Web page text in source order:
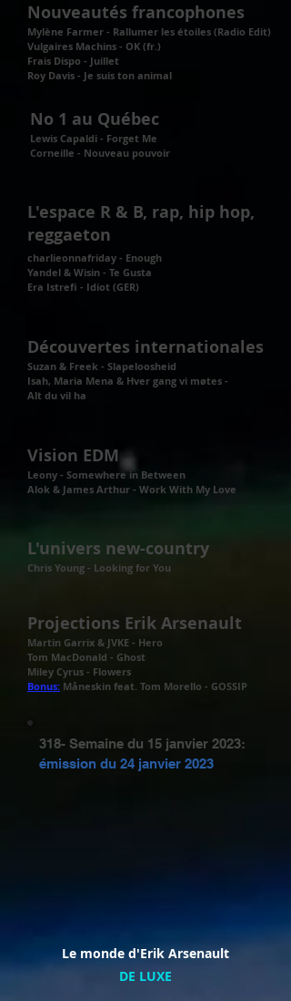
Nouveautés francophones
Mylène Farmer - Rallumer les étoiles (Radio Edit)
Vulgaires Machins - OK (fr.)
Frais Dispo - Juillet
Roy Davis - Je suis ton animal
No 1 au Québec
Lewis Capaldi - Forget Me
Corneille - Nouveau pouvoir
L'espace R & B, rap, hip hop,
reggaeton
charlieonnafriday - Enough
Yandel & Wisin - Te Gusta
Era Istrefi - Idiot (GER)
Découvertes internationales
Suzan & Freek - Slapeloosheid
Isah, Maria Mena & Hver gang vi møtes -
Alt du vil ha
Vision EDM
Leony - Somewhere in Between
Alok & James Arthur - Work With My Love
L'univers new-country
Chris Young - Looking for You
Projections Erik Arsenault
Martin Garrix & JVKE - Hero
Tom MacDonald - Ghost
Miley Cyrus - Flowers
Bonus: Måneskin feat. Tom Morello - GOSSIP
318- Semaine du 15 janvier 2023:
émission du 24 janvier 2023
Le monde d'Erik Arsenault
DE LUXE